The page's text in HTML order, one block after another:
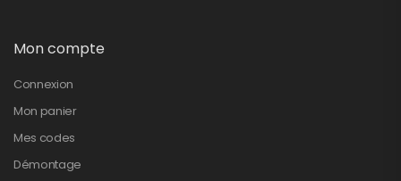
Mon compte
Connexion
Mon panier
Mes codes
Démontage